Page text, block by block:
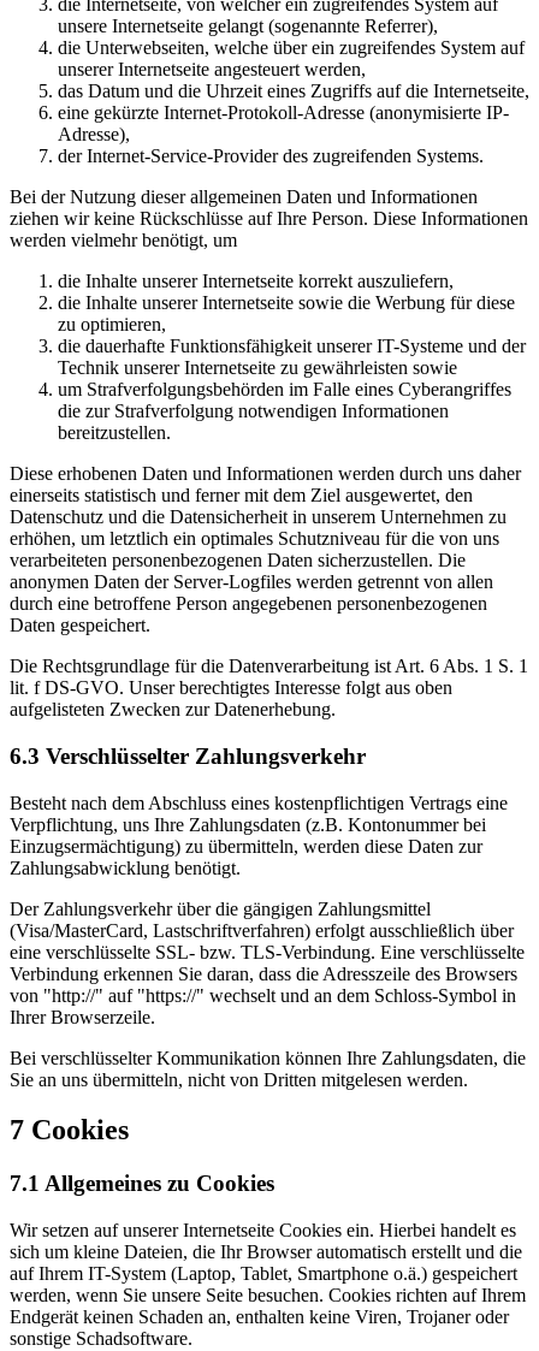
die Internetseite, von welcher ein zugreifendes System auf
unsere Internetseite gelangt (sogenannte Referrer),
die Unterwebseiten, welche über ein zugreifendes System auf
unserer Internetseite angesteuert werden,
das Datum und die Uhrzeit eines Zugriffs auf die Internetseite,
eine gekürzte Internet-Protokoll-Adresse (anonymisierte IP-
Adresse),
der Internet-Service-Provider des zugreifenden Systems.
Bei der Nutzung dieser allgemeinen Daten und Informationen
ziehen wir keine Rückschlüsse auf Ihre Person. Diese Informationen
werden vielmehr benötigt, um
die Inhalte unserer Internetseite korrekt auszuliefern,
die Inhalte unserer Internetseite sowie die Werbung für diese
zu optimieren,
die dauerhafte Funktionsfähigkeit unserer IT-Systeme und der
Technik unserer Internetseite zu gewährleisten sowie
um Strafverfolgungsbehörden im Falle eines Cyberangriffes
die zur Strafverfolgung notwendigen Informationen
bereitzustellen.
Diese erhobenen Daten und Informationen werden durch uns daher
einerseits statistisch und ferner mit dem Ziel ausgewertet, den
Datenschutz und die Datensicherheit in unserem Unternehmen zu
erhöhen, um letztlich ein optimales Schutzniveau für die von uns
verarbeiteten personenbezogenen Daten sicherzustellen. Die
anonymen Daten der Server-Logfiles werden getrennt von allen
durch eine betroffene Person angegebenen personenbezogenen
Daten gespeichert.
Die Rechtsgrundlage für die Datenverarbeitung ist Art. 6 Abs. 1 S. 1
lit. f DS-GVO. Unser berechtigtes Interesse folgt aus oben
aufgelisteten Zwecken zur Datenerhebung.
6.3 Verschlüsselter Zahlungsverkehr
Besteht nach dem Abschluss eines kostenpflichtigen Vertrags eine
Verpflichtung, uns Ihre Zahlungsdaten (z.B. Kontonummer bei
Einzugsermächtigung) zu übermitteln, werden diese Daten zur
Zahlungsabwicklung benötigt.
Der Zahlungsverkehr über die gängigen Zahlungsmittel
(Visa/MasterCard, Lastschriftverfahren) erfolgt ausschließlich über
eine verschlüsselte SSL- bzw. TLS-Verbindung. Eine verschlüsselte
Verbindung erkennen Sie daran, dass die Adresszeile des Browsers
von "http://" auf "https://" wechselt und an dem Schloss-Symbol in
Ihrer Browserzeile.
Bei verschlüsselter Kommunikation können Ihre Zahlungsdaten, die
Sie an uns übermitteln, nicht von Dritten mitgelesen werden.
7 Cookies
7.1 Allgemeines zu Cookies
Wir setzen auf unserer Internetseite Cookies ein. Hierbei handelt es
sich um kleine Dateien, die Ihr Browser automatisch erstellt und die
auf Ihrem IT-System (Laptop, Tablet, Smartphone o.ä.) gespeichert
werden, wenn Sie unsere Seite besuchen. Cookies richten auf Ihrem
Endgerät keinen Schaden an, enthalten keine Viren, Trojaner oder
sonstige Schadsoftware.